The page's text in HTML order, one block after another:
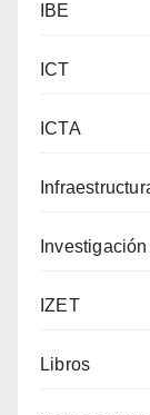
IBE
ICT
ICTA
Investigación
IZET
Libros